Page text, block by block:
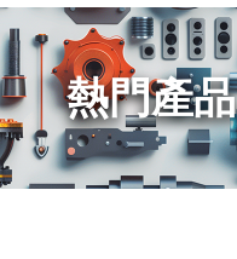
熱門產品